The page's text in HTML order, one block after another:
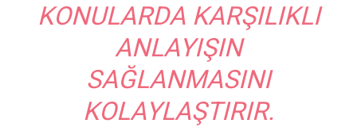
KONULARDA KARŞILIKLI
ANLAYIŞIN
SAĞLANMASINI
KOLAYLAŞTIRIR.